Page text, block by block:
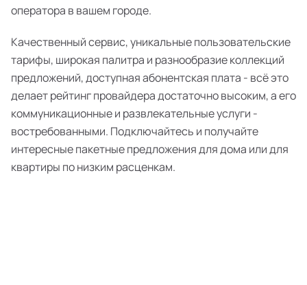
оператора в вашем городе.
Качественный сервис, уникальные пользовательские
тарифы, широкая палитра и разнообразие коллекций
предложений, доступная абонентская плата - всё это
делает рейтинг провайдера достаточно высоким, а его
коммуникационные и развлекательные услуги -
востребованными. Подключайтесь и получайте
интересные пакетные предложения для дома или для
квартиры по низким расценкам.